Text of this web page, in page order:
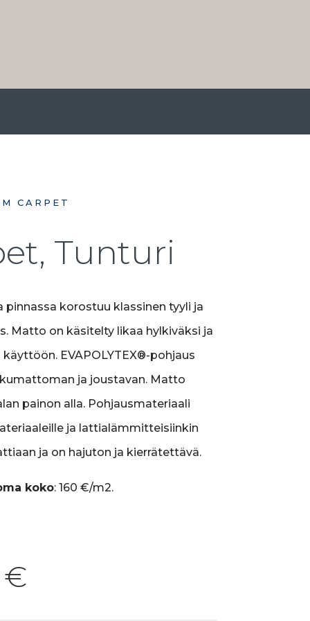
CARPET
Tunturi
korostuu klassinen tyyli ja
Matto on käsitelty likaa hylkiväksi ja
EVAPOLYTEX®-pohjaus
ja joustavan. Matto
painon alla. Pohjausmateriaali
ja lattialämmitteisiinkin
ja on hajuton ja kierrätettävä.
koko:160 €/m2.
€